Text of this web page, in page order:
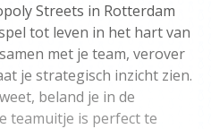
Streets in Rotterdam
tot leven in het hart van
met je team, verover
je strategisch inzicht zien.
beland je in de
teamuitje is perfect te